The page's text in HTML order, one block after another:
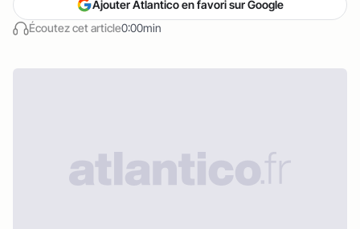
Écoutez cet article0:00min
Ajouter Atlantico en favori sur Google